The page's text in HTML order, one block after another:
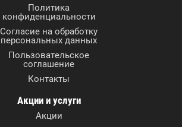
Политика
конфиденциальности
Согласие на обработку
персональных данных
Пользовательское
соглашение
Контакты
Акции и услуги
Акции